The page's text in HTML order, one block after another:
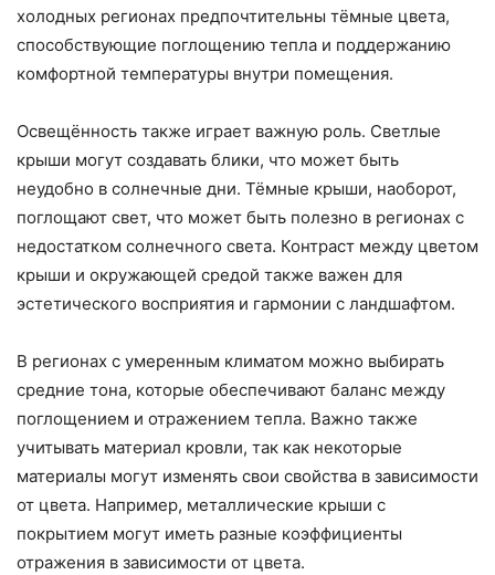
холодных регионах предпочтительны тёмные цвета,
способствующие поглощению тепла и поддержанию
комфортной температуры внутри помещения.
Освещённость также играет важную роль. Светлые
крыши могут создавать блики, что может быть
неудобно в солнечные дни. Тёмные крыши, наоборот,
поглощают свет, что может быть полезно в регионах с
недостатком солнечного света. Контраст между цветом
крыши и окружающей средой также важен для
эстетического восприятия и гармонии с ландшафтом.
В регионах с умеренным климатом можно выбирать
средние тона, которые обеспечивают баланс между
поглощением и отражением тепла. Важно также
учитывать материал кровли, так как некоторые
материалы могут изменять свои свойства в зависимости
от цвета. Например, металлические крыши с
покрытием могут иметь разные коэффициенты
отражения в зависимости от цвета.